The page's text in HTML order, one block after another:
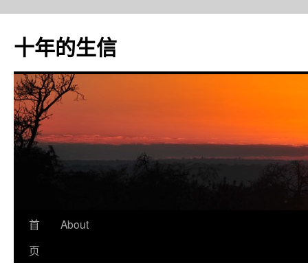
十年的生信
跳
至
首
页
About